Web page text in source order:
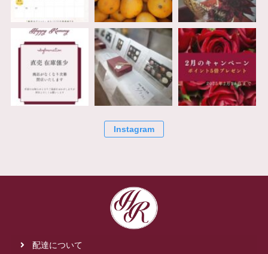
Instagram
配達について